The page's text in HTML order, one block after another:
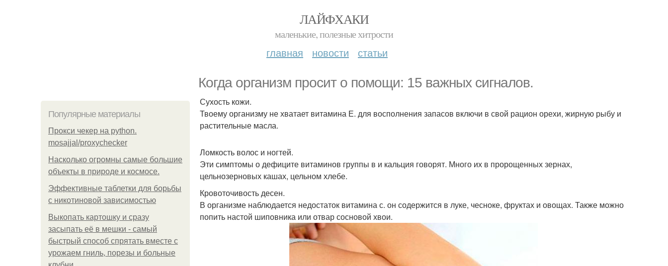
ЛАЙФХАКИ
маленькие, полезные хитрости
главная новости статьи
Когда организм просит о помощи: 15 важных сигналов.
Популярные материалы
Прокси чекер на python.
mosajjal/proxychecker
Насколько огромны самые большие
объекты в природе и космосе.
Эффективные таблетки для борьбы
с никотиновой зависимостью
Выкопать картошку и сразу
засыпать её в мешки - самый
быстрый способ спрятать вместе с
урожаем гниль, порезы и больные
Сухость кожи.
Твоему организму не хватает витамина Е. для восполнения запасов включи в свой рацион орехи, жирную рыбу и
растительные масла.
Ломкость волос и ногтей.
Эти симптомы о дефиците витаминов группы в и кальция говорят. Много их в пророщенных зернах,
цельнозерновых кашах, цельном хлебе.
Кровоточивость десен.
В организме наблюдается недостаток витамина с. он содержится в луке, чесноке, фруктах и овощах. Также можно
попить настой шиповника или отвар сосновой хвои.